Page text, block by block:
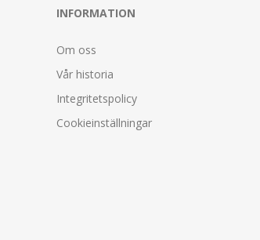
INFORMATION
Om oss
Vår historia
Integritetspolicy
Cookieinställningar